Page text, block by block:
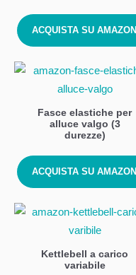
ACQUISTA SU AMAZON
Fasce elastiche per
alluce valgo (3
durezze)
ACQUISTA SU AMAZON
Kettlebell a carico
variabile